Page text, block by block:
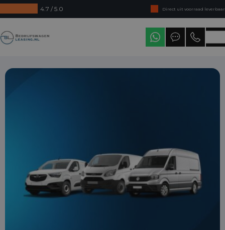
4.7 / 5.0
Direct uit voorraad leverbaar
Levering in heel Nederland